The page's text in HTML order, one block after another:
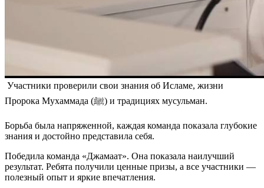
Участники проверили свои знания об Исламе, жизни
Пророка Мухаммада (ﷺ) и традициях мусульман.
Борьба была напряженной, каждая команда показала глубокие
знания и достойно представила себя.
Победила команда «Джамаат». Она показала наилучший
результат. Ребята получили ценные призы, а все участники —
полезный опыт и яркие впечатления.